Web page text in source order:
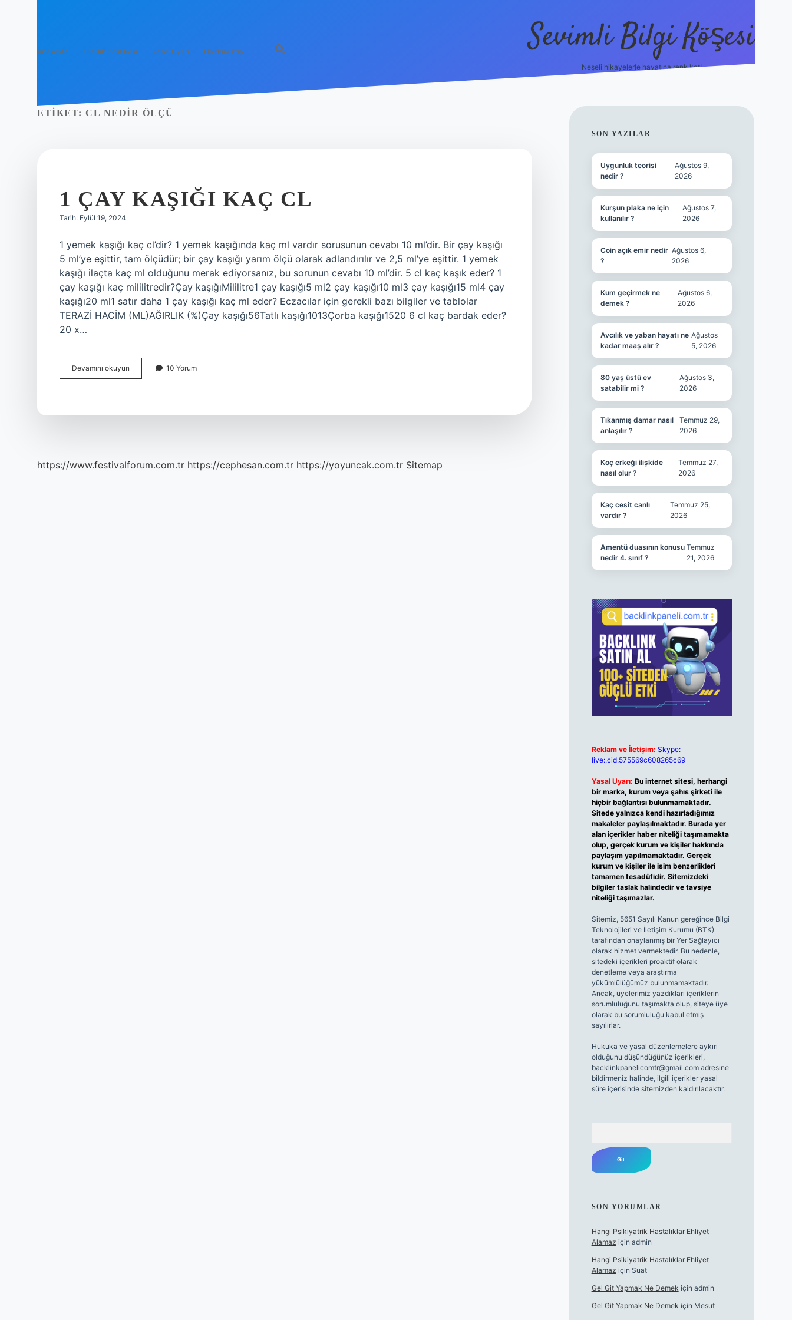
Anasayfa Gizlilik Politikası Yasal Uyarı Hakkımızda Sevimli Bilgi Köşesi
Neşeli hikayelerle hayatına renk kat!
ETIKET: CL NEDIR ÖLÇÜ
1 ÇAY KAŞIĞI KAÇ CL
Tarih: Eylül 19, 2024
1 yemek kaşığı kaç cl’dir? 1 yemek kaşığında kaç ml vardır sorusunun cevabı 10 ml’dir. Bir çay kaşığı
5 ml’ye eşittir, tam ölçüdür; bir çay kaşığı yarım ölçü olarak adlandırılır ve 2,5 ml’ye eşittir. 1 yemek
kaşığı ilaçta kaç ml olduğunu merak ediyorsanız, bu sorunun cevabı 10 ml’dir. 5 cl kaç kaşık eder? 1
çay kaşığı kaç mililitredir?Çay kaşığıMililitre1 çay kaşığı5 ml2 çay kaşığı10 ml3 çay kaşığı15 ml4 çay
kaşığı20 ml1 satır daha 1 çay kaşığı kaç ml eder? Eczacılar için gerekli bazı bilgiler ve tablolar
TERAZİ HACİM (ML)AĞIRLIK (%)Çay kaşığı56Tatlı kaşığı1013Çorba kaşığı1520 6 cl kaç bardak eder?
20 x…
Devamını okuyun
Çay
10 Yorum
https://www.festivalforum.com.tr https://cephesan.com.tr https://yoyuncak.com.tr Sitemap
SIDEBAR
SON YAZILAR
Uygunluk teorisi
nedir ?
Ağustos 9,
2026
Kurşun plaka ne için
kullanılır ?
Ağustos 7,
2026
Coin açık emir nedir
?
Ağustos 6,
2026
Kum geçirmek ne
demek ?
Ağustos 6,
2026
Avcılık ve yaban hayatı ne
kadar maaş alır ?
Ağustos
5, 2026
80 yaş üstü ev
satabilir mi ?
Ağustos 3,
2026
Tıkanmış damar nasıl
anlaşılır ?
Temmuz 29,
2026
Koç erkeği ilişkide
nasıl olur ?
Temmuz 27,
2026
Kaç cesit canlı
vardır ?
Temmuz 25,
2026
Amentü duasının konusu
nedir 4. sınıf ?
Temmuz
21, 2026
Reklam ve İletişim: Skype:
live:.cid.575569c608265c69
Yasal Uyarı: Bu internet sitesi, herhangi
bir marka, kurum veya şahıs şirketi ile
hiçbir bağlantısı bulunmamaktadır.
Sitede yalnızca kendi hazırladığımız
makaleler paylaşılmaktadır. Burada yer
alan içerikler haber niteliği taşımamakta
olup, gerçek kurum ve kişiler hakkında
paylaşım yapılmamaktadır. Gerçek
kurum ve kişiler ile isim benzerlikleri
tamamen tesadüfidir. Sitemizdeki
bilgiler taslak halindedir ve tavsiye
niteliği taşımazlar.
Sitemiz, 5651 Sayılı Kanun gereğince Bilgi
Teknolojileri ve İletişim Kurumu (BTK)
tarafından onaylanmış bir Yer Sağlayıcı
olarak hizmet vermektedir. Bu nedenle,
sitedeki içerikleri proaktif olarak
denetleme veya araştırma
yükümlülüğümüz bulunmamaktadır.
Ancak, üyelerimiz yazdıkları içeriklerin
sorumluluğunu taşımakta olup, siteye üye
olarak bu sorumluluğu kabul etmiş
sayılırlar.
Hukuka ve yasal düzenlemelere aykırı
olduğunu düşündüğünüz içerikleri,
backlinkpanelicomtr@gmail.comadresine
bildirmeniz halinde, ilgili içerikler yasal
süre içerisinde sitemizden kaldırılacaktır.
SON YORUMLAR
Hangi Psikiyatrik Hastalıklar Ehliyet
Alamaz için admin
Hangi Psikiyatrik Hastalıklar Ehliyet
Alamaz için Suat
Gel Git Yapmak Ne Demek için admin
Gel Git Yapmak Ne Demek için Mesut
hiltonbet güncel